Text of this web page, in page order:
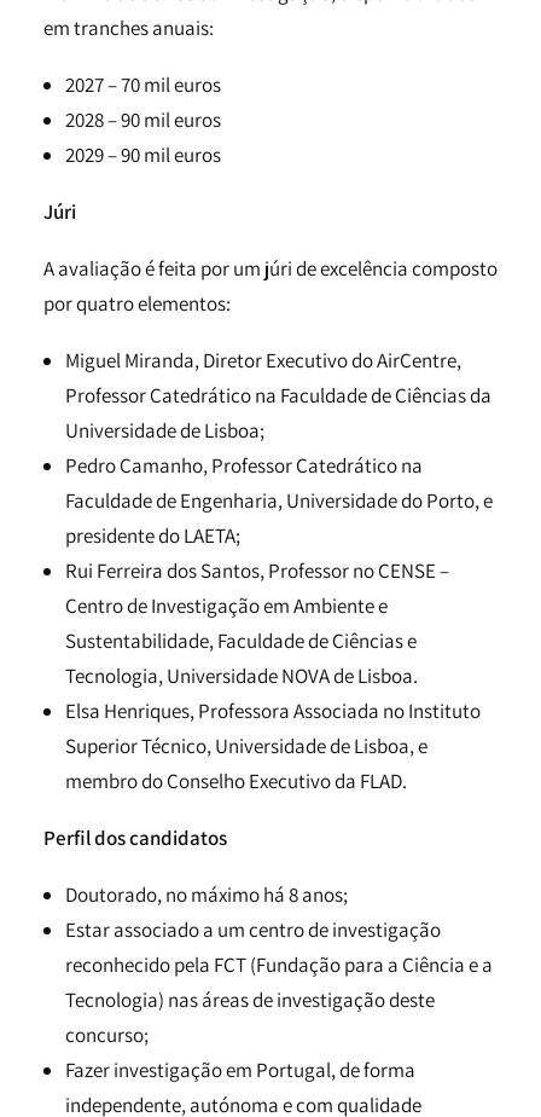
em tranches anuais:
2027 – 70 mil euros
2028 – 90 mil euros
2029 – 90 mil euros
Júri
A avaliação é feita por um júri de excelência composto
por quatro elementos:
Miguel Miranda, Diretor Executivo do AirCentre,
Professor Catedrático na Faculdade de Ciências da
Universidade de Lisboa;
Pedro Camanho, Professor Catedrático na
Faculdade de Engenharia, Universidade do Porto, e
presidente do LAETA;
Rui Ferreira dos Santos, Professor no CENSE –
Centro de Investigação em Ambiente e
Sustentabilidade, Faculdade de Ciências e
Tecnologia, Universidade NOVA de Lisboa.
Elsa Henriques, Professora Associada no Instituto
Superior Técnico, Universidade de Lisboa, e
membro do Conselho Executivo da FLAD.
Perfil dos candidatos
Doutorado, no máximo há 8 anos;
Estar associado a um centro de investigação
reconhecido pela FCT (Fundação para a Ciência e a
Tecnologia) nas áreas de investigação deste
concurso;
Fazer investigação em Portugal, de forma
independente, autónoma e com qualidade